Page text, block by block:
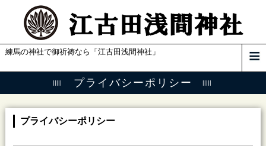
練馬の神社で御祈祷なら「江古田浅間神社」
プライバシーポリシー
プライバシーポリシー